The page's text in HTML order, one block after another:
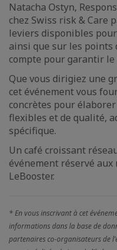
Natacha Ostyn,
chez Swiss risk & Care
leviers disponibles
ainsi que sur les points
compte pour garantir le
Que vous dirigiez une
cet événement vous
concrètes pour
flexibles et de qualité,
spécifique.
Un café croissant
événement réservé aux
LeBooster.
* En vous inscrivant à cet
informations dans la base de
partenaires co-organisateurs de